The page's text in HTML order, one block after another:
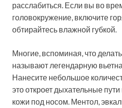
расслабиться. Если вы во
головокружение, включите
обтирайтесь влажной губкой.
Многие, вспоминая, что
называют легендарную
Нанесите небольшое
это откроет дыхательные
кожи под носом. Ментол,